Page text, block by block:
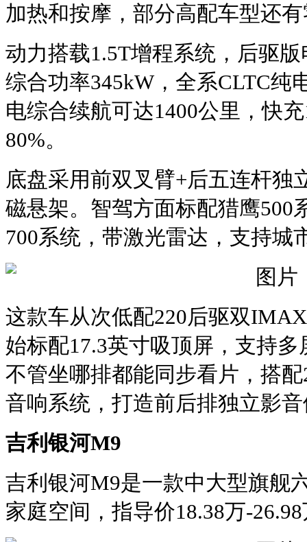
加热和按摩，部分高配车型还
动力搭载1.5T增程系统，后驱
综合功率345kW，全系CLTC纯
电综合续航可达‌1400公里‌，快
80%。‌
底盘采用前双叉臂+后五连杆独
磁悬架。智驾方面标配猎鹰500
700系统‌，带激光雷达，支持城
这款车从次低配220后驱双
始标配17.3英寸吸顶屏，支持
不管坐哪排都能同步看片，搭
音响系统，打造前后排独立影
吉利银河M9
吉利银河M9是一款中大型旗舰
家庭空间‌，指导价‌18.38万-